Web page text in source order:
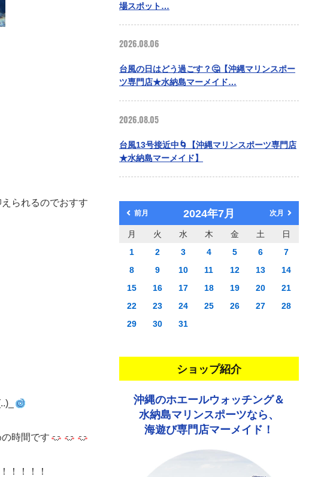
られるのでおすす
時間です
！！！！
場スポット…
2026.08.06
台風の日はどう過ごす？🤔【沖縄マリンスポー
ツ専門店★水納島マーメイド…
2026.08.05
台風13号接近中🌀【沖縄マリンスポーツ専門店
★水納島マーメイド】
前月 2024年7月 次月
月 火 水 木 金 土
日
1
2 3 4 5 6
7
8
9 10 11 12 13
14
15
16 17 18 19 20
21
22
23 24 25 26 27
28
29
30 31
ショップ紹介
沖縄のホエールウォッチング＆
水納島マリンスポーツなら、
海遊び専門店マーメイド！